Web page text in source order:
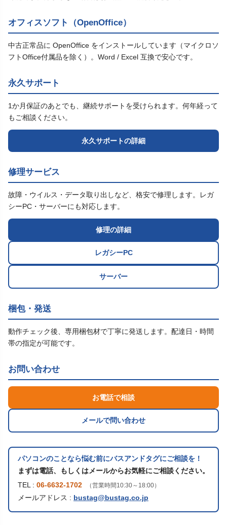
オフィスソフト（OpenOffice）
中古正常品に OpenOffice をインストールしています（マイクロソ
フトOffice付属品を除く）。Word / Excel 互換で安心です。
永久サポート
1か月保証のあとでも、継続サポートを受けられます。何年経って
もご相談ください。
永久サポートの詳細
修理サービス
故障・ウイルス・データ取り出しなど、格安で修理します。レガ
シーPC・サーバーにも対応します。
修理の詳細
レガシーPC
サーバー
梱包・発送
動作チェック後、専用梱包材で丁寧に発送します。配達日・時間
帯の指定が可能です。
お問い合わせ
お電話で相談
メールで問い合わせ
パソコンのことなら悩む前にバスアンドタグにご相談を！
まずは電話、もしくはメールからお気軽にご相談ください。
TEL : 06-6632-1702 （営業時間10:30～18:00）
メールアドレス : bustag@bustag.co.jp